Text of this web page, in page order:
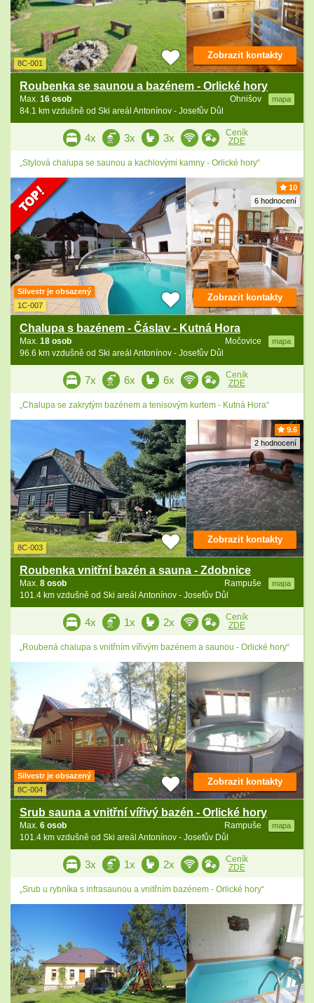
8C-001
Roubenka se saunou a bazénem - Orlické hory
Ohnišov mapa
Max. 16 osob
84.1 km vzdušně od Ski areál Antonínov - Josefův Důl
Zobrazit kontakty
4x 3x 3x
Ceník
ZDE
„Stylová chalupa se saunou a kachlovými kamny - Orlické hory“
10
6 hodnocení
Silvestr je obsazený
1C-007
Chalupa s bazénem - Čáslav - Kutná Hora
Močovice mapa
Max. 18 osob
96.6 km vzdušně od Ski areál Antonínov - Josefův Důl
Zobrazit kontakty
7x 6x 6x
Ceník
ZDE
„Chalupa se zakrytým bazénem a tenisovým kurtem - Kutná Hora“
9.6
2 hodnocení
8C-003
Roubenka vnitřní bazén a sauna - Zdobnice
Rampuše mapa
Max. 8 osob
101.4 km vzdušně od Ski areál Antonínov - Josefův Důl
Zobrazit kontakty
4x 1x 2x
Ceník
ZDE
„Roubená chalupa s vnitřním vířivým bazénem a saunou - Orlické hory“
Silvestr je obsazený
8C-004
Srub sauna a vnitřní vířivý bazén - Orlické hory
Rampuše mapa
Max. 6 osob
101.4 km vzdušně od Ski areál Antonínov - Josefův Důl
Zobrazit kontakty
3x 1x 2x
Ceník
ZDE
„Srub u rybníka s infrasaunou a vnitřním bazénem - Orlické hory“